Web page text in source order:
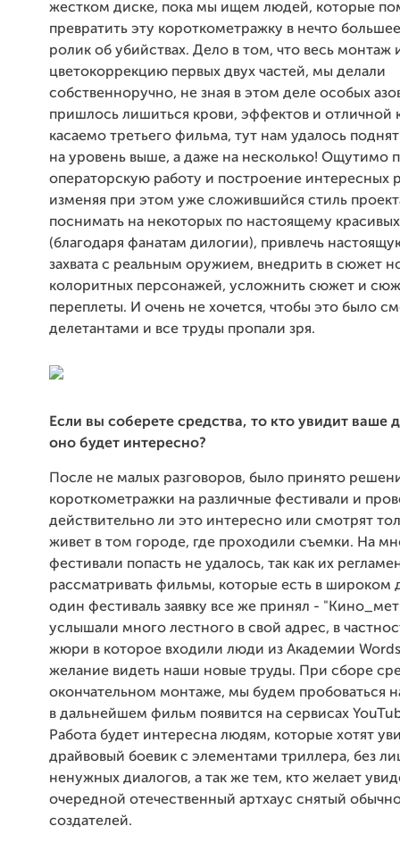
жестком диске, пока мы ищем людей, которые
превратить эту короткометражку в нечто
ролик об убийствах. Дело в том, что весь монтаж
цветокоррекцию первых двух частей, мы делали
собственноручно, не зная в этом деле особых
пришлось лишиться крови, эффектов и отличной
касаемо третьего фильма, тут нам удалось
на уровень выше, а даже на несколько! Ощутимо
операторскую работу и построение интересных
изменяя при этом уже сложившийся стиль
поснимать на некоторых по настоящему
(благодаря фанатам дилогии), привлечь
захвата с реальным оружием, внедрить в сюжет
колоритных персонажей, усложнить сюжет и
переплеты. И очень не хочется, чтобы это было
делетантами и все труды пропали зря.
Если вы соберете средства, то кто увидит ваше
оно будет интересно?
После не малых разговоров, было принято
короткометражки на различные фестивали и
действительно ли это интересно или смотрят
живет в том городе, где проходили съемки. На
фестивали попасть не удалось, так как их
рассматривать фильмы, которые есть в широком
один фестиваль заявку все же принял -
услышали много лестного в свой адрес, в
жюри в которое входили люди из Академии
желание видеть наши новые труды. При сборе
окончательном монтаже, мы будем пробоваться
в дальнейшем фильм появится на сервисах
Работа будет интересна людям, которые хотят
драйвовый боевик с элементами триллера, без
ненужных диалогов, а так же тем, кто желает
очередной отечественный артхаус снятый
создателей.